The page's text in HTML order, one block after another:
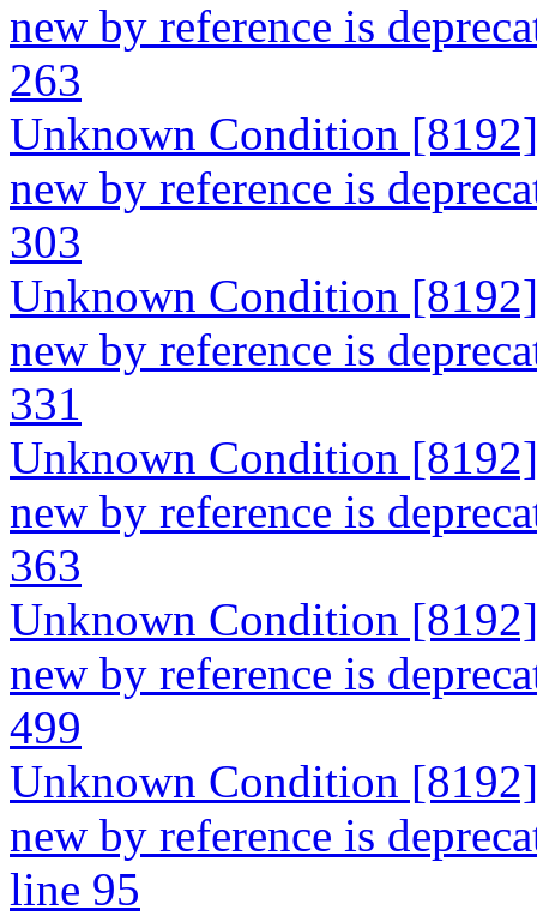
new by reference is
263
Unknown Condition
new by reference is
303
Unknown Condition
new by reference is
331
Unknown Condition
new by reference is
363
Unknown Condition
new by reference is
499
Unknown Condition
new by reference is
line 95